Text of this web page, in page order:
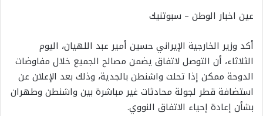
عين اخبار الوطن – سبوتنيك
أكد وزير الخارجية الإيراني حسين أمير عبد اللهيان، اليوم
الثلاثاء، أن التوصل لاتفاق يضمن مصالح الجميع خلال مفاوضات
الدوحة ممكن إذا تحلت واشنطن بالجدية، وذلك بعد الإعلان عن
استضافة قطر لجولة محادثات غير مباشرة بين واشنطن وطهران
بشأن إعادة إحياء الاتفاق النووي.